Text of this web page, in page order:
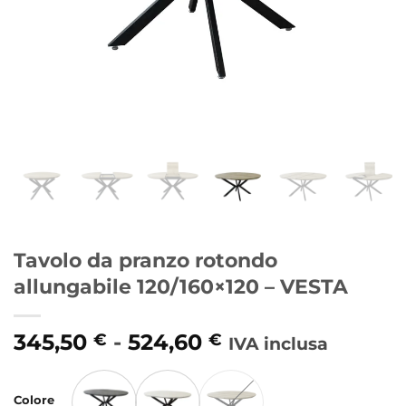
Tavolo da pranzo rotondo
allungabile 120/160×120 – VESTA
345,50 € - 524,60 € Fascia
prezzo:
IVA inclusa
Colore
Alternative: